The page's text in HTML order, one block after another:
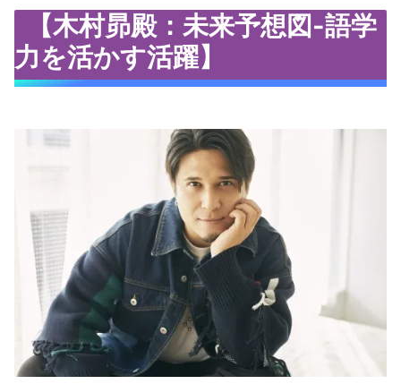
【木村昴殿：未来予想図-語学
力を活かす活躍】